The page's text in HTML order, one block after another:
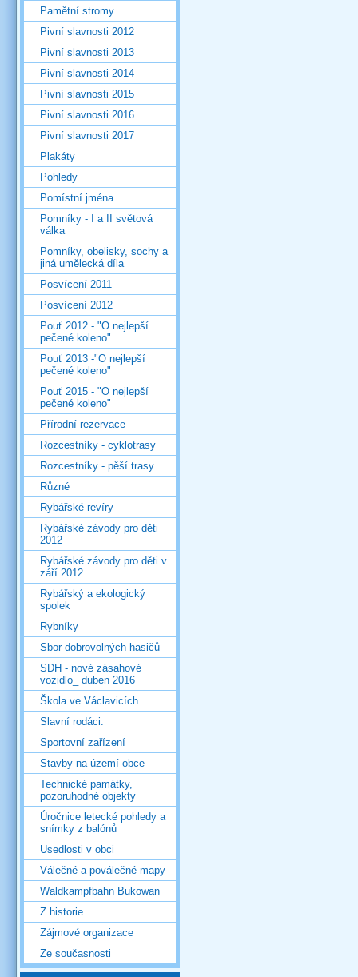
Pamětní stromy
Pivní slavnosti 2012
Pivní slavnosti 2013
Pivní slavnosti 2014
Pivní slavnosti 2015
Pivní slavnosti 2016
Pivní slavnosti 2017
Plakáty
Pohledy
Pomístní jména
Pomníky - I a II světová
válka
Pomníky, obelisky, sochy a
jiná umělecká díla
Posvícení 2011
Posvícení 2012
Pouť 2012 - "O nejlepší
pečené koleno"
Pouť 2013 -"O nejlepší
pečené koleno"
Pouť 2015 - "O nejlepší
pečené koleno"
Přírodní rezervace
Rozcestníky - cyklotrasy
Rozcestníky - pěší trasy
Různé
Rybářské revíry
Rybářské závody pro děti
2012
Rybářské závody pro děti v
září 2012
Rybářský a ekologický
spolek
Rybníky
Sbor dobrovolných hasičů
SDH - nové zásahové
vozidlo_ duben 2016
Škola ve Václavicích
Slavní rodáci.
Sportovní zařízení
Stavby na území obce
Technické památky,
pozoruhodné objekty
Úročnice letecké pohledy a
snímky z balónů
Usedlosti v obci
Válečné a poválečné mapy
Waldkampfbahn Bukowan
Z historie
Zájmové organizace
Ze současnosti